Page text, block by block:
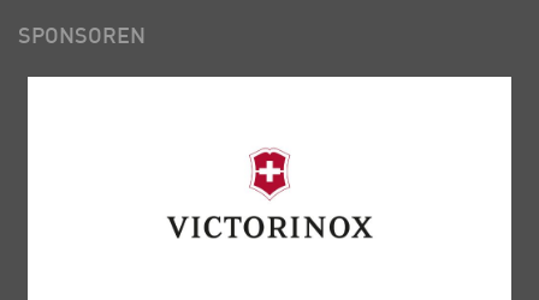
SPONSOREN